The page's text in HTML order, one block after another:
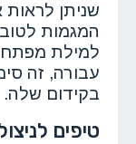
שניתן
המגמות
למילת מפתח
עבורה, זה
בקידום שלה.
טיפים